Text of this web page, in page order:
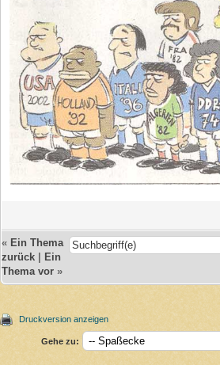
« Ein Thema
zurück
Ein
Thema vor »
Druckversion anzeigen
Gehe zu: